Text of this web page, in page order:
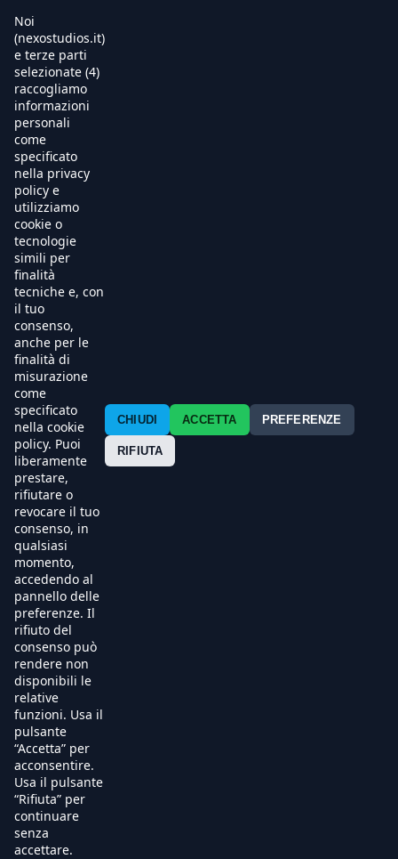
Warning
/usr/local/apache/hosting/nexostudios/www/wp-
content/themes/nexo24/single-movie.php
Contatti
Noi
(nexostudios.it)
e terze parti
selezionate (4)
raccogliamo
informazioni
personali
come
specificato
nella privacy
policy e
utilizziamo
cookie o
tecnologie
simili per
finalità
tecniche e, con
il tuo
consenso,
anche per le
finalità di
misurazione
come
specificato
nella cookie
policy. Puoi
liberamente
prestare,
rifiutare o
revocare il tuo
consenso, in
qualsiasi
momento,
accedendo al
pannello delle
preferenze. Il
rifiuto del
consenso può
rendere non
disponibili le
relative
funzioni. Usa il
pulsante
“Accetta” per
acconsentire.
Usa il pulsante
“Rifiuta” per
continuare
senza
accettare.
CHIUDI ACCETTA PREFERENZE
RIFIUTA